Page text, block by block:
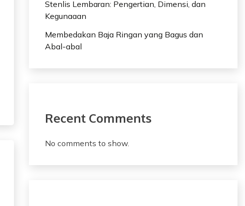
Stenlis Lembaran: Pengertian, Dimensi, dan
Kegunaaan
Membedakan Baja Ringan yang Bagus dan
Abal-abal
Recent Comments
No comments to show.